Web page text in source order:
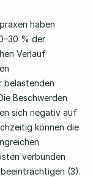
haben
% der
Verlauf
belastenden
Beschwerden
sich negativ auf
können die
verbunden
(3).